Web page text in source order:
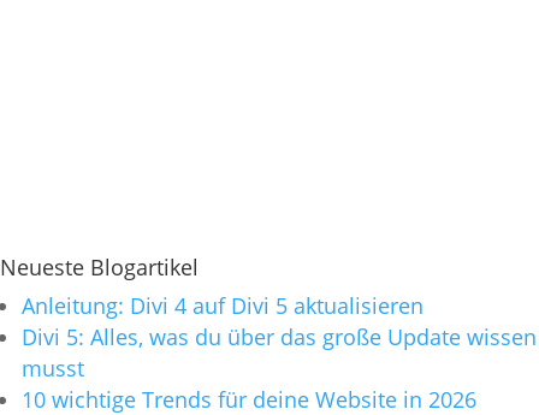
Neueste Blogartikel
Anleitung: Divi 4 auf Divi 5 aktualisieren
Divi 5: Alles, was du über das große Update wissen
musst
10 wichtige Trends für deine Website in 2026